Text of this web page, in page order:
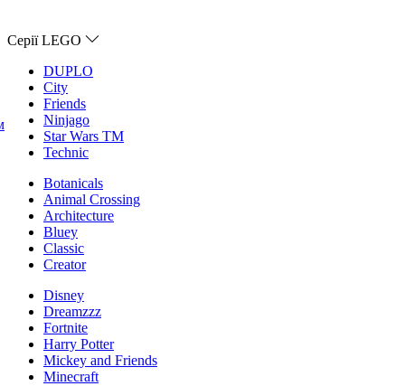
Серії LEGO
DUPLO
City
Friends
Ninjago
Star Wars TM
Technic
Botanicals
Animal Crossing
Architecture
Bluey
Classic
Creator
Disney
Dreamzzz
Fortnite
Harry Potter
Mickey and Friends
Minecraft